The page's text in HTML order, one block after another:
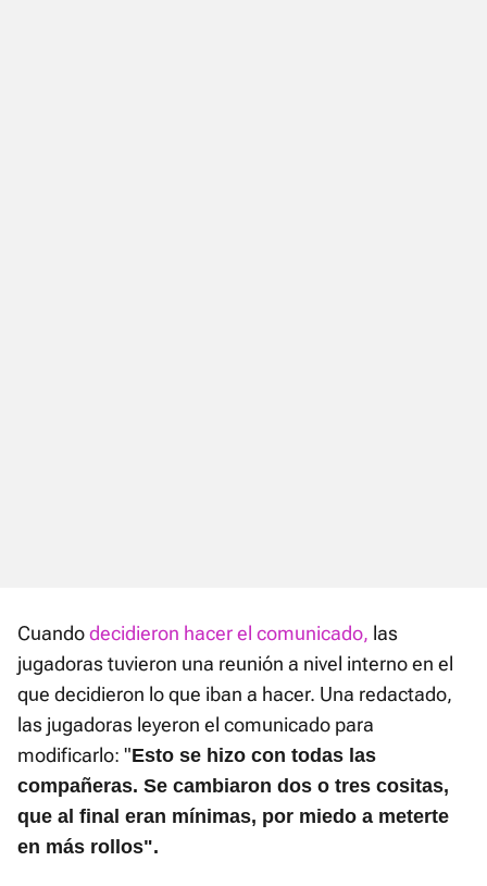
Cuandodecidieron hacer el comunicado, las
jugadoras tuvieron una reunión a nivel interno en el
que decidieron lo que iban a hacer. Una redactado,
las jugadoras leyeron el comunicado para
modificarlo: "Esto se hizo con todas las
compañeras. Se cambiaron dos o tres cositas,
que al final eran mínimas, por miedo a meterte
en más rollos".